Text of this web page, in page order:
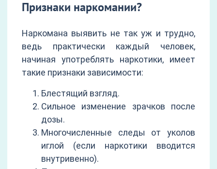
Признаки наркомании?
Наркомана выявить не так уж и трудно,
ведь практически каждый человек,
начиная употреблять наркотики, имеет
такие признаки зависимости:
Блестящий взгляд.
Сильное изменение зрачков после
дозы.
Многочисленные следы от уколов
иглой (если наркотики вводится
внутривенно).